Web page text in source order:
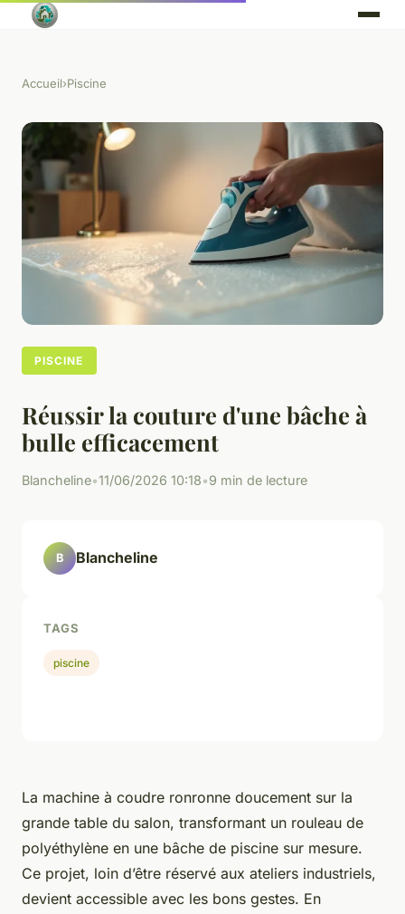
Accueil›Piscine
PISCINE
Réussir la couture d'une bâche à
bulle efficacement
Blancheline•11/06/2026 10:18•9 min de lecture
La machine à coudre ronronne doucement sur la
grande table du salon, transformant un rouleau de
polyéthylène en une bâche de piscine sur mesure.
Ce projet, loin d’être réservé aux ateliers industriels,
devient accessible avec les bons gestes. En
B Blancheline
TAGS
piscine